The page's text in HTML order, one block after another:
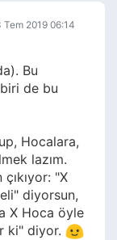
Tem 2019 06:14
Bu
de bu
Hocalara,
lazım.
"X
diyorsun,
X Hoca öyle
ki" diyor.